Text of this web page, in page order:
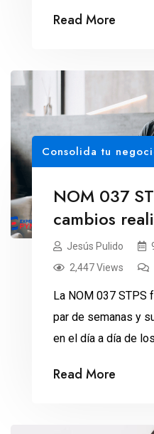
Read More
Consolida tu
NOM 037
cambios
empresa
Jesús Pulido
2,447 Views
La NOM 037 STPS
par de semanas y
en el día a día de
con la necesidad de
grandes rasgos, la
Read More